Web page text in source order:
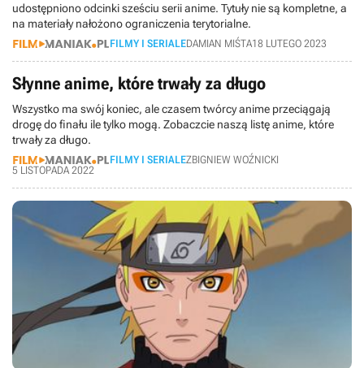
udostępniono odcinki sześciu serii anime. Tytuły nie są kompletne, a
na materiały nałożono ograniczenia terytorialne.
FILMY I SERIALEDAMIAN MIŚTA18 LUTEGO 2023
Słynne anime, które trwały za długo
Wszystko ma swój koniec, ale czasem twórcy anime przeciągają
drogę do finału ile tylko mogą. Zobaczcie naszą listę anime, które
trwały za długo.
FILMY I SERIALEZBIGNIEW WOŹNICKI
5 LISTOPADA 2022